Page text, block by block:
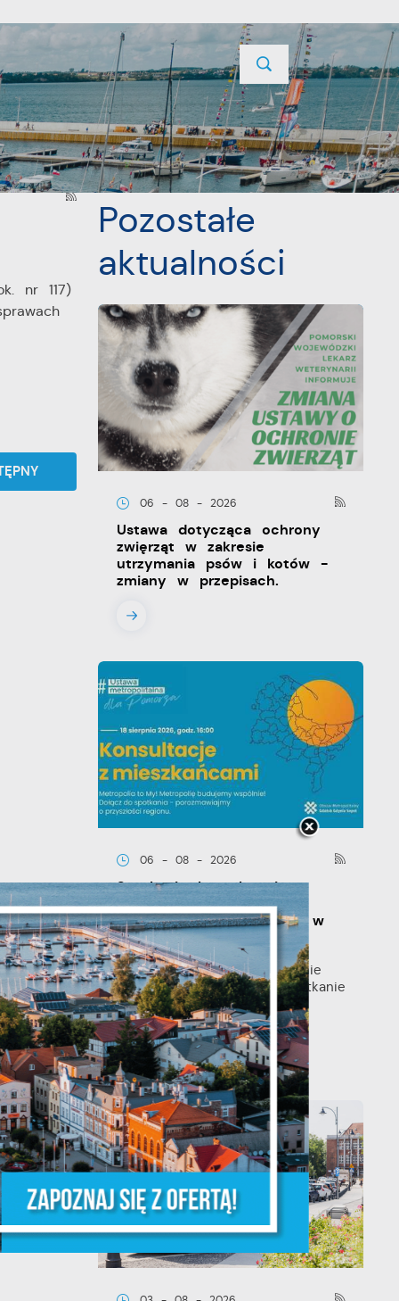
PROJEKTY UNIJNE KONTAKT
POPRZEDNI NASTĘPNY
nr 117)
Pozostałe
aktualności
06 - 08 - 2026
Ustawa dotycząca ochrony
zwięrząt w zakresie
utrzymania psów i kotów -
zmiany w przepisach.
06 - 08 - 2026
Spotkanie konsultacyjne
poświęcone powołaniu
związku metropolitalnego w
województwie pomorskim
Szanowni Państwo, serdecznie
zapraszamy na otwarte spotkanie
konsultacyjne, poświęcone
powołaniu...